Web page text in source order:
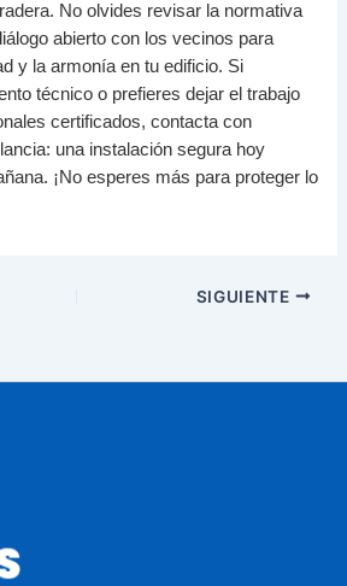
No olvides revisar la normativa
abierto con los vecinos para
y la armonía en tu edificio. Si
técnico o prefieres dejar el trabajo
certificados, contacta con
una instalación segura hoy
¡No esperes más para proteger lo
SIGUIENTE